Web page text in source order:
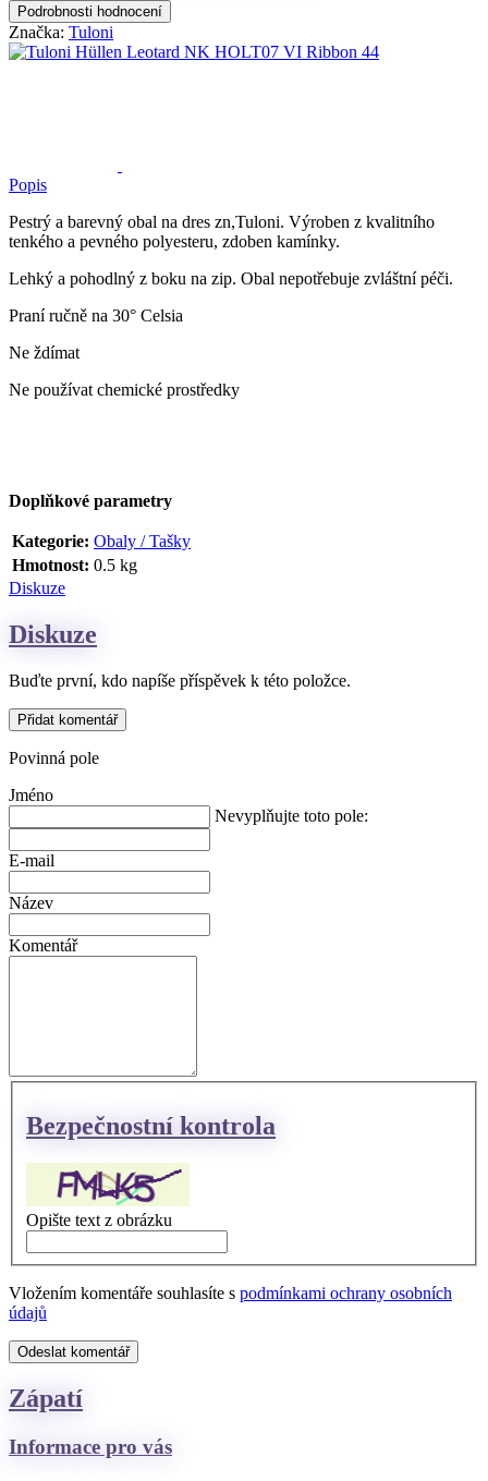
Podrobnosti hodnocení
Značka: Tuloni
Popis
Pestrý a barevný obal na dres zn,Tuloni. Výroben z kvalitního
tenkého a pevného polyesteru, zdoben kamínky.
Lehký a pohodlný z boku na zip. Obal nepotřebuje zvláštní péči.
Praní ručně na 30° Celsia
Ne ždímat
Ne používat chemické prostředky
Doplňkové parametry
Kategorie: Obaly / Tašky
Hmotnost: 0.5 kg
Diskuze
Diskuze
Buďte první, kdo napíše příspěvek k této položce.
Přidat komentář
Povinná pole
Jméno
Nevyplňujte toto pole:
E-mail
Název
Komentář
Bezpečnostní kontrola
Opište text z obrázku
Vložením komentáře souhlasíte s podmínkami ochrany osobních
údajů
Odeslat komentář
Zápatí
Informace pro vás